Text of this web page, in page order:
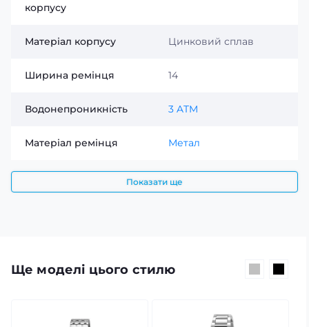
корпусу
Матеріал корпусу Цинковий сплав
Ширина ремінця 14
Водонепроникність 3 ATM
Матеріал ремінця Метал
Показати ще
Ще моделі цього стилю